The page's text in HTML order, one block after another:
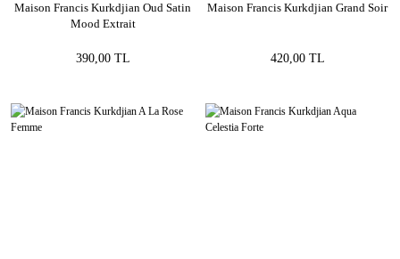
Maison Francis Kurkdjian Oud Satin
Mood Extrait
390,00 TL
Maison Francis Kurkdjian Grand Soir
420,00 TL